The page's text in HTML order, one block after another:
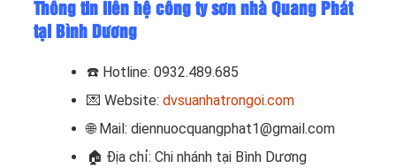
Thông tin liên hệ công ty sơn nhà Quang Phát
tại Bình Dương
☎️ Hotline: 0932.489.685
💌 Website: dvsuanhatrongoi.com
🌐 Mail: diennuocquangphat1@gmail.com
🏠 Địa chỉ: Chi nhánh tại Bình Dương